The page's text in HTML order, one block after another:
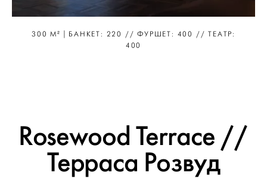
300 М² | БАНКЕТ: 220 // ФУРШЕТ: 400 // ТЕАТР:
400
Rosewood Terrace //
Терраса Розвуд